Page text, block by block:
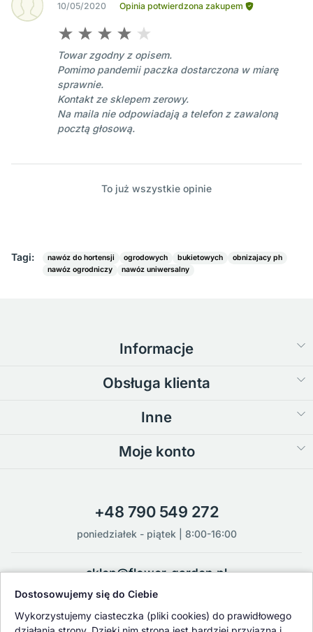
10/05/2020 Opinia potwierdzona zakupem
Towar zgodny z opisem.
Pomimo pandemii paczka dostarczona w miarę
sprawnie.
Kontakt ze sklepem zerowy.
Na maila nie odpowiadają a telefon z zawaloną
pocztą głosową.
To już wszystkie opinie
Tagi: nawóz do hortensji ogrodowych bukietowych
obnizajacy ph
nawóz ogrodniczy
nawóz uniwersalny
Informacje
Obsługa klienta
Inne
Moje konto
+48 790 549 272
poniedziałek - piątek | 8:00-16:00
sklep@flower-garden.pl
Oferowane przez nas rośliny i nasiona podlegają regularnej ścisłej
kontroli jakości oraz kontroli zdrowotnej przeprowadzanej przez
Dostosowujemy się do Ciebie
Wykorzystujemy ciasteczka (pliki cookies) do prawidłowego